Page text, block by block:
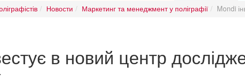
Новости Маркетинг та менеджмент у поліграфії Mondi
в новий центр